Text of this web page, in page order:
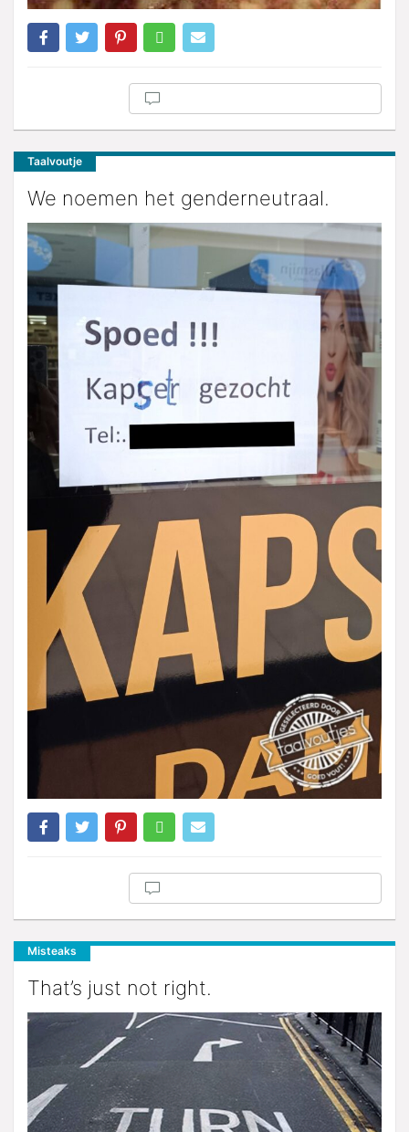
Taalvoutje
We noemen het genderneutraal.
Misteaks
That’s just not right.